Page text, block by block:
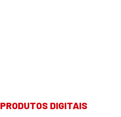
PRODUTOS DIGITAIS